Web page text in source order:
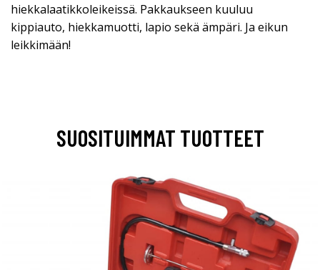
hiekkalaatikkoleikeissä. Pakkaukseen kuuluu
kippiauto, hiekkamuotti, lapio sekä ämpäri. Ja eikun
leikkimään!
SUOSITUIMMAT TUOTTEET